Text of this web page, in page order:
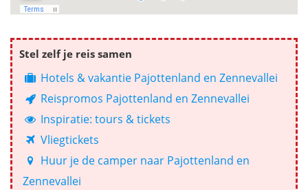
Stel zelf je reis samen
Hotels & vakantie Pajottenland en Zennevallei
Reispromos Pajottenland en Zennevallei
Inspiratie: tours & tickets
Vliegtickets
Huur je de camper naar Pajottenland en
Zennevallei